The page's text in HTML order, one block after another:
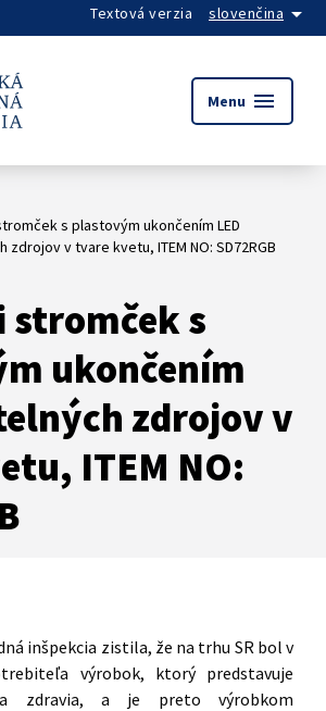
Textová verzia slovenčina arrow_drop_down
Menu menu
s plastovým ukončením LED
zdrojov v tvare kvetu, ITEM NO: SD72RGB
stromček s
ukončením
zdrojov v
ITEM NO:
inšpekcia zistila, že na trhu SR bol v
výrobok, ktorý predstavuje
zdravia, a je preto výrobkom